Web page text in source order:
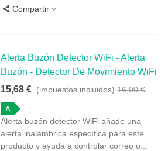
Compartir
Alerta Buzón Detector WiFi - Alerta
Buzón - Detector De Movimiento WiFi
15,68 € (impuestos incluidos) 16,00 €
A
Alerta buzón detector WiFi añade una
alerta inalámbrica específica para este
producto y ayuda a controlar correo o...